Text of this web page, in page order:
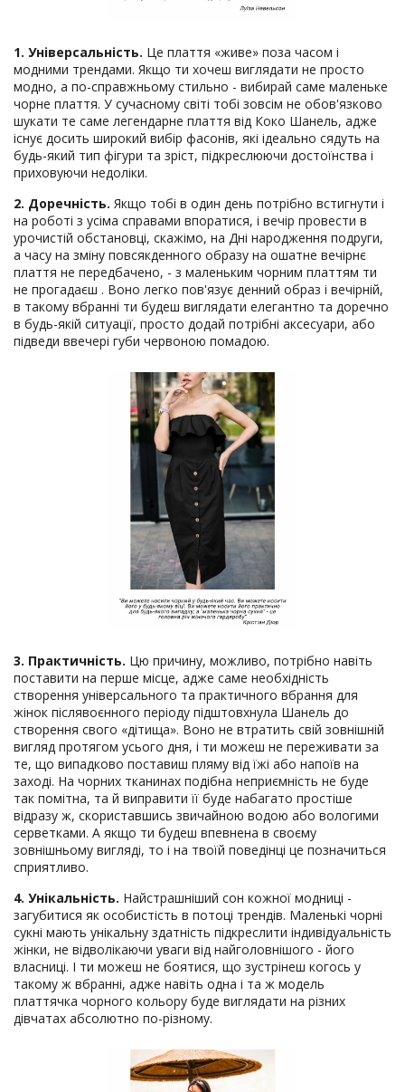
1. Універсальність. Це плаття «живе» поза часом і
модними трендами. Якщо ти хочеш виглядати не просто
модно, а по-справжньому стильно - вибирай саме маленьке
чорне плаття. У сучасному світі тобі зовсім не обов'язково
шукати те саме легендарне плаття від Коко Шанель, адже
існує досить широкий вибір фасонів, які ідеально сядуть на
будь-який тип фігури та зріст, підкреслюючи достоїнства і
приховуючи недоліки.
2. Доречність. Якщо тобі в один день потрібно встигнути і
на роботі з усіма справами впоратися, і вечір провести в
урочистій обстановці, скажімо, на Дні народження подруги,
а часу на зміну повсякденного образу на ошатне вечірнє
плаття не передбачено, - з маленьким чорним платтям ти
не прогадаєш . Воно легко пов'язує денний образ і вечірній,
в такому вбранні ти будеш виглядати елегантно та доречно
в будь-якій ситуації, просто додай потрібні аксесуари, або
підведи ввечері губи червоною помадою.
3. Практичність. Цю причину, можливо, потрібно навіть
поставити на перше місце, адже саме необхідність
створення універсального та практичного вбрання для
жінок післявоєнного періоду підштовхнула Шанель до
створення свого «дітища». Воно не втратить свій зовнішній
вигляд протягом усього дня, і ти можеш не переживати за
те, що випадково поставиш пляму від їжі або напоїв на
заході. На чорних тканинах подібна неприємність не буде
так помітна, та й виправити її буде набагато простіше
відразу ж, скориставшись звичайною водою або вологими
серветками. А якщо ти будеш впевнена в своєму
зовнішньому вигляді, то і на твоїй поведінці це позначиться
сприятливо.
4. Унікальність. Найстрашніший сон кожної модниці -
загубитися як особистість в потоці трендів. Маленькі чорні
сукні мають унікальну здатність підкреслити індивідуальність
жінки, не відволікаючи уваги від найголовнішого - його
власниці. І ти можеш не боятися, що зустрінеш когось у
такому ж вбранні, адже навіть одна і та ж модель
платтячка чорного кольору буде виглядати на різних
дівчатах абсолютно по-різному.